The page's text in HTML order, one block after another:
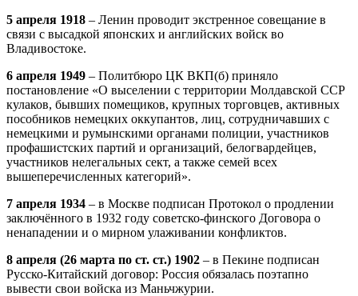
5 апреля 1918 – Ленин проводит экстренное совещание в
связи с высадкой японских и английских войск во
Владивостоке.
6 апреля 1949 – Политбюро ЦК ВКП(б) приняло
постановление «О выселении с территории Молдавской ССР
кулаков, бывших помещиков, крупных торговцев, активных
пособников немецких оккупантов, лиц, сотрудничавших с
немецкими и румынскими органами полиции, участников
профашистских партий и организаций, белогвардейцев,
участников нелегальных сект, а также семей всех
вышеперечисленных категорий».
7 апреля 1934 – в Москве подписан Протокол о продлении
заключённого в 1932 году советско-финского Договора о
ненападении и о мирном улаживании конфликтов.
8 апреля (26 марта по ст. ст.) 1902 – в Пекине подписан
Русско-Китайский договор: Россия обязалась поэтапно
вывести свои войска из Маньчжурии.